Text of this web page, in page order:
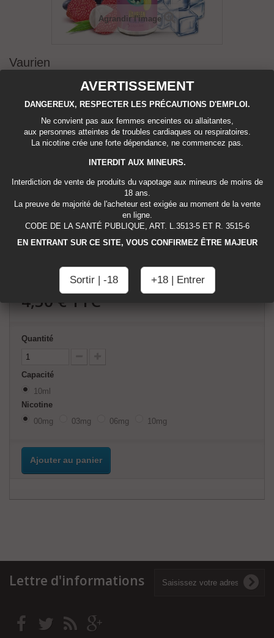
Agrandir l'image
Vaurien
Déguster une belle grappe deraisinsaccompagnée de litchi et de
glaçons. Cette préparation fruitée fraîche débute avec les goûts
addictifs de la cerise. Puis, le litchi et la fraîcheur font leur apparition
pour une vape explosive.
Fabrication Française.
Tweet Partager Google+ Pinterest
4,50 €TTC
Quantité
Capacité
10ml
Nicotine
00mg
03mg 06mg 10mg
Ajouter au panier
Lettre d'informations
AVERTISSEMENT
DANGEREUX, RESPECTER LES PRÉCAUTIONS D'EMPLOI.
Ne convient pas aux femmes enceintes ou allaitantes,
aux personnes atteintes de troubles cardiaques ou respiratoires.
La nicotine crée une forte dépendance, ne commencez pas.
INTERDIT AUX MINEURS.
Interdiction de vente de produits du vapotage aux mineurs de moins de
18 ans.
La preuve de majorité de l'acheteur est exigée au moment de la vente
en ligne.
CODE DE LA SANTÉ PUBLIQUE, ART. L.3513-5 ET R. 3515-6
EN ENTRANT SUR CE SITE, VOUS CONFIRMEZ ÊTRE MAJEUR
Sortir | -18 +18 | Entrer